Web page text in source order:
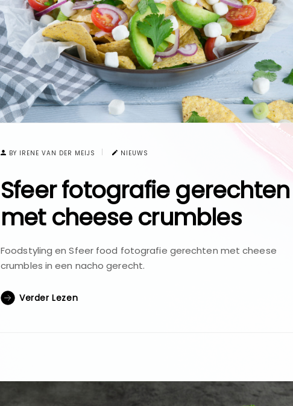
BY IRENE VAN DER MEIJS NIEUWS
Sfeer fotografie gerechten
met cheese crumbles
Foodstyling en Sfeer food fotografie gerechten met cheese
crumbles in een nacho gerecht.
Verder Lezen